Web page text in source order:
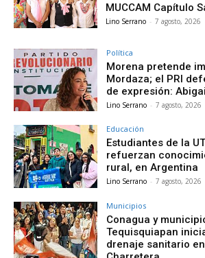
MUCCAM Capítulo
Lino Serrano - 7 agosto, 2026
Política
Morena pretende
Mordaza; el PRI
de expresión:
Lino Serrano - 7 agosto, 2026
Educación
Estudiantes de la
refuerzan
rural, en Argentina
Lino Serrano - 7 agosto, 2026
Municipios
Conagua y
Tequisquiapan
drenaje sanitario